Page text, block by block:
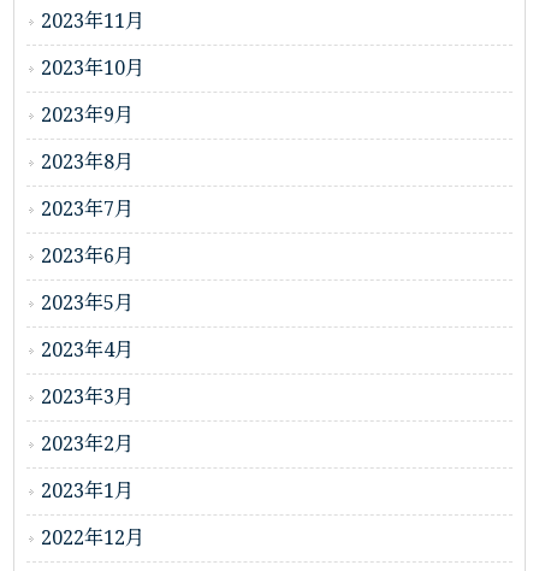
2023年11月
2023年10月
2023年9月
2023年8月
2023年7月
2023年6月
2023年5月
2023年4月
2023年3月
2023年2月
2023年1月
2022年12月